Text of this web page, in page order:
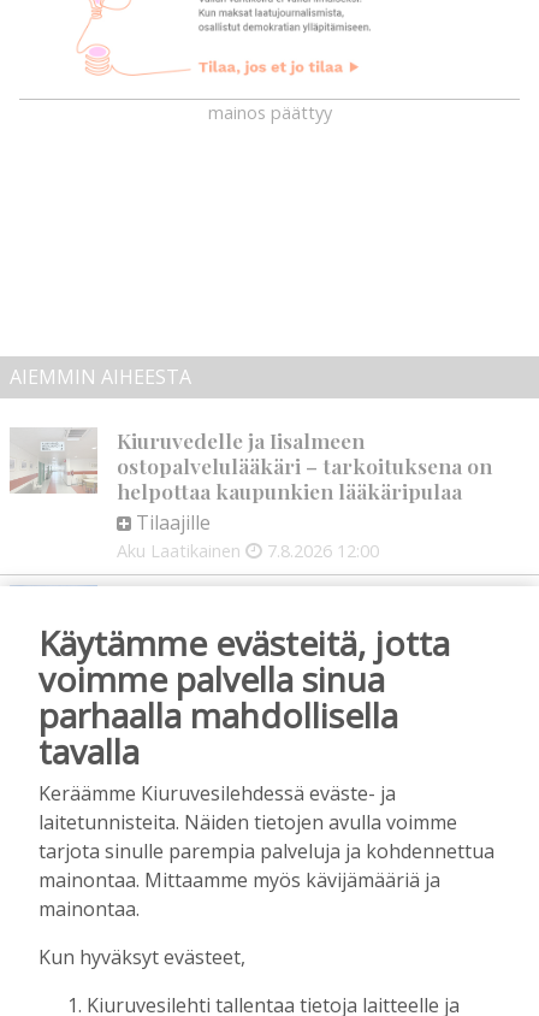
mainos päättyy
AIEMMIN AIHEESTA
Kiuruvedelle ja Iisalmeen
ostopalvelulääkäri – tarkoituksena on
helpottaa kaupunkien lääkäripulaa
Tilaajille
Aku Laatikainen 7.8.2026 12:00
julkaistaan loppuvuodesta
Tilaajille
Aku Laatikainen 7.8.2026 11:33
Biokaasu, Hingunniemi, tiet,
rahoitusasiat, työllisyys, lääkäripula… –
ministeri Sari Essayahin kanssa piisasi
keskustelunaiheita
Tilaajille
Aku Laatikainen 6.8.2026 16:00
korkotason muutos heijastui alkuvuoden
Käytämme evästeitä, jotta
voimme palvella sinua
parhaalla mahdollisella
tavalla
Keräämme Kiuruvesilehdessä eväste- ja
laitetunnisteita. Näiden tietojen avulla voimme
tarjota sinulle parempia palveluja ja kohdennettua
mainontaa. Mittaamme myös kävijämääriä ja
mainontaa.
Kun hyväksyt evästeet,
Kiuruvesilehti tallentaa tietoja laitteelle ja